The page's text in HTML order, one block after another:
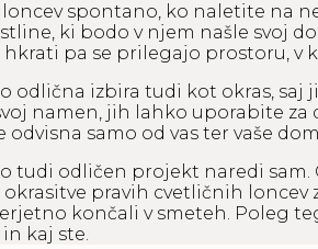
spontano, ko naletite na
ki bodo v njem našle svoj
hkrati pa se prilegajo prostoru,
odlična izbira tudi kot okras,
namen, jih lahko uporabite
odvisna samo od vas ter vaše
tudi odličen projekt naredi
okrasitve pravih cvetličnih
končali v smeteh. Poleg
kaj ste.